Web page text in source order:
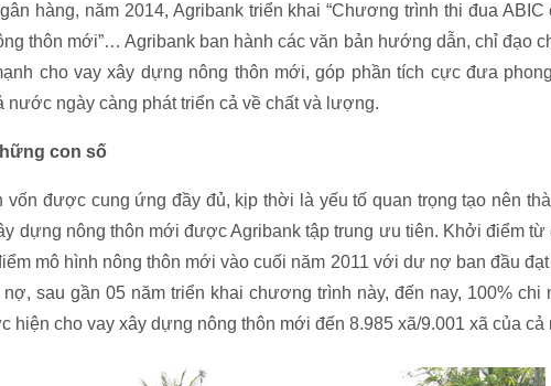
hàng, năm 2014, Agribank triển khai “Chương trình thi đua ABIC
thôn mới”… Agribank ban hành các văn bản hướng dẫn, chỉ đạo
cho vay xây dựng nông thôn mới, góp phần tích cực đưa
nước ngày càng phát triển cả về chất và lượng.
con số
vốn được cung ứng đầy đủ, kịp thời là yếu tố quan trọng tạo nên
dựng nông thôn mới được Agribank tập trung ưu tiên. Khởi điểm từ
mô hình nông thôn mới vào cuối năm 2011 với dư nợ ban đầu
sau gần 05 năm triển khai chương trình này, đến nay, 100% chi
hiện cho vay xây dựng nông thôn mới đến 8.985 xã/9.001 xã của cả